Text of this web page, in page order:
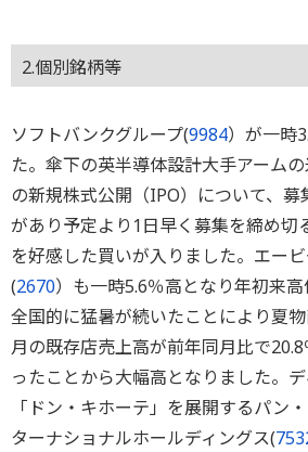
2.個別銘柄等
ソフトバンクグループ(9984）が一時
た。傘下の英半導体設計大手アーム
の新規株式公開（IPO）について、
があり予定より1日早く募集を締め切
を好感した買いが入りました。エー
(2670）も一時5.6％高となり年初来高
全国的に猛暑が続いたことにより夏
月の既存店売上高が前年同月比で
ったことから大幅高となりました。
「ドン・キホーテ」を展開するパン
ターナショナルホールディングス(